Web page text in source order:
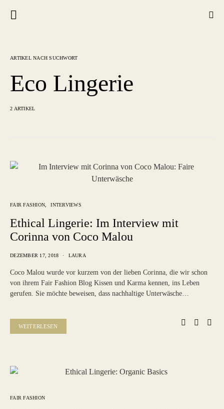
ARTIKEL NACH SUCHWORT
Eco Lingerie
2 ARTIKEL
FAIR FASHION INTERVIEWS
Ethical Lingerie: Im Interview mit
Corinna von Coco Malou
DEZEMBER 17, 2018 LAURA
Coco Malou wurde vor kurzem von der lieben Corinna, die wir schon
von ihrem Fair Fashion Blog Kissen und Karma kennen, ins Leben
gerufen. Sie möchte beweisen, dass nachhaltige Unterwäsche…
WEITERLESEN
FAIR FASHION